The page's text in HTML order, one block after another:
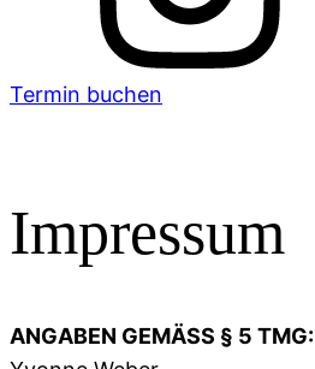
Termin buchen
Impressum
ANGABEN GEMÄSS § 5 TMG: